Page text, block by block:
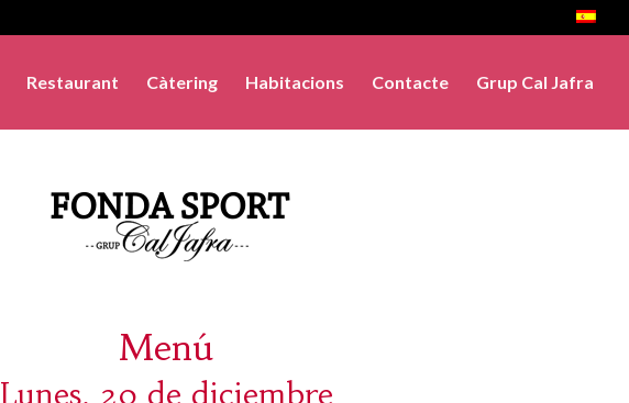
Restaurant Càtering Habitacions Contacte Grup Cal Jafra
Menú
Lunes, 20 de diciembre